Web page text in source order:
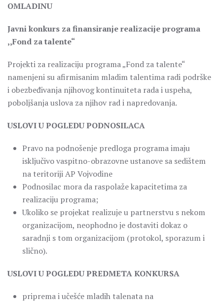
OMLADINU
Javni konkurs za finansiranje realizacije programa
,,Fond za talente“
Projekti za realizaciju programa „Fond za talente“
namenjeni su afirmisanim mladim talentima radi podrške
i obezbeđivanja njihovog kontinuiteta rada i uspeha,
poboljšanja uslova za njihov rad i napredovanja.
USLOVI U POGLEDU PODNOSILACA
Pravo na podnošenje predloga programa imaju
isključivo vaspitno-obrazovne ustanove sa sedištem
na teritoriji AP Vojvodine
Podnosilac mora da raspolaže kapacitetima za
realizaciju programa;
Ukoliko se projekat realizuje u partnerstvu s nekom
organizacijom, neophodno je dostaviti dokaz o
saradnji s tom organizacijom (protokol, sporazum i
slično).
USLOVI U POGLEDU PREDMETA KONKURSA
priprema i učešće mladih talenata na